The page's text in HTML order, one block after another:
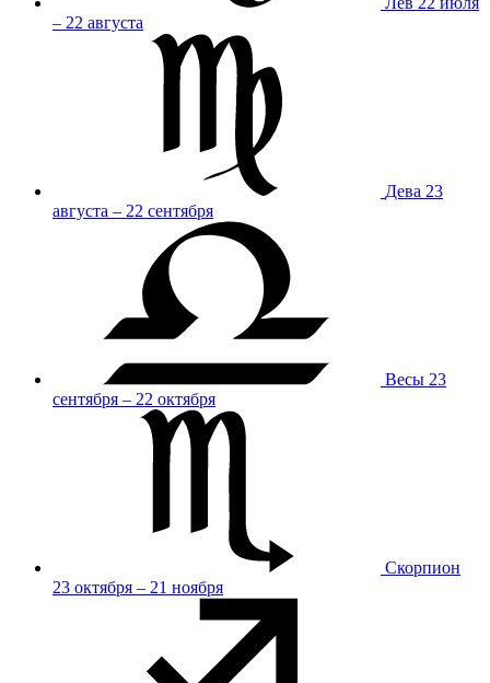
– 22 августа
Дева 23
августа – 22 сентября
Весы 23
сентября – 22 октября
Скорпион
23 октября – 21 ноября